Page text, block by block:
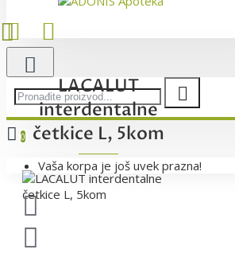
0
Vaša korpa je još uvek prazna!
LACALUT
interdentalne
četkice L, 5kom